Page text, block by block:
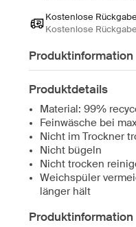
Kostenlose Rückgabe
Kostenlose
Produktinformation
Produktdetails
Material: 99%
Feinwäsche bei
Nicht im Trockner
Nicht bügeln
Nicht trocken
Weichspüler
länger hält
Produktinformation